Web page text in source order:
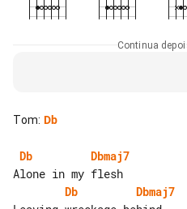
Continua
Tom: Db
Db
Dbmaj7
Db
Dbmaj7